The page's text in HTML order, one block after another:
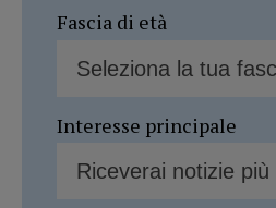
Fascia di età
Interesse principale